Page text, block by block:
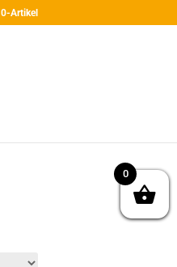
0-Artikel
0